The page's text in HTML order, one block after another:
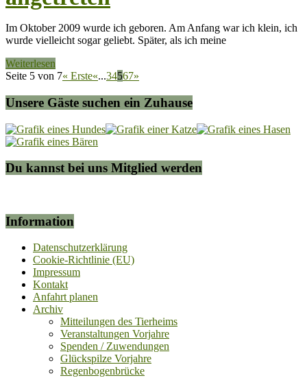
Im Oktober 2009 wurde ich geboren. Am Anfang war ich klein, ich
wurde vielleicht sogar geliebt. Später, als ich meine
Weiterlesen
Seite 5 von 7« Erste«...34567»
Unsere Gäste suchen ein Zuhause
Du kannst bei uns Mitglied werden
Information
Datenschutzerklärung
Cookie-Richtlinie (EU)
Impressum
Kontakt
Anfahrt planen
Archiv
Mitteilungen des Tierheims
Veranstaltungen Vorjahre
Spenden / Zuwendungen
Glückspilze Vorjahre
Regenbogenbrücke